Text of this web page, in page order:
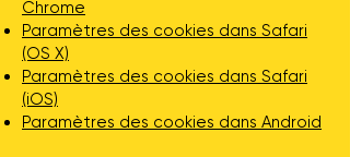
Chrome
Paramètres des cookies dans Safari
(OS X)
Paramètres des cookies dans Safari
(iOS)
Paramètres des cookies dans Android